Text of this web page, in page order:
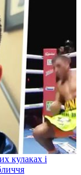
кулаках і